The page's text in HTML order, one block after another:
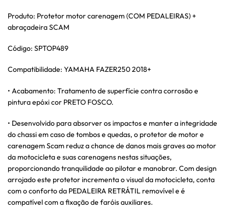
Produto: Protetor motor carenagem (COM PEDALEIRAS) +
abraçadeira SCAM
Código: SPTOP489
Compatibilidade: YAMAHA FAZER250 2018+
• Acabamento: Tratamento de superfície contra corrosão e
pintura epóxi cor PRETO FOSCO.
• Desenvolvido para absorver os impactos e manter a integridade
do chassi em caso de tombos e quedas, o protetor de motor e
carenagem Scam reduz a chance de danos mais graves ao motor
da motocicleta e suas carenagens nestas situações,
proporcionando tranquilidade ao pilotar e manobrar. Com design
arrojado este protetor incrementa o visual da motocicleta, conta
com o conforto da PEDALEIRA RETRÁTIL removível e é
compatível com a fixação de faróis auxiliares.